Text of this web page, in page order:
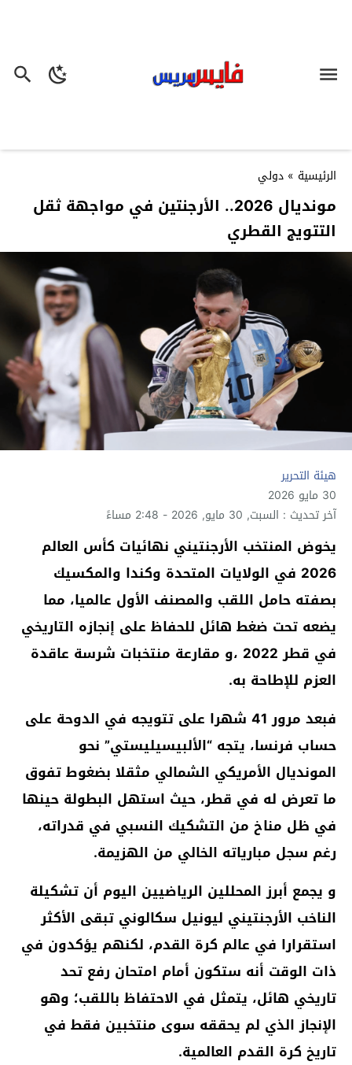
الرئيسية » دولي
مونديال 2026.. الأرجنتين في مواجهة ثقل
التتويج القطري
هيئة التحرير
30 مايو 2026
آخر تحديث : السبت, 30 مايو, 2026 - 2:48 مساءً
يخوض المنتخب الأرجنتيني نهائيات كأس العالم
2026 في الولايات المتحدة وكندا والمكسيك
بصفته حامل اللقب والمصنف الأول عالميا، مما
يضعه تحت ضغط هائل للحفاظ على إنجازه التاريخي
في قطر 2022 ،و مقارعة منتخبات شرسة عاقدة
العزم للإطاحة به.
فبعد مرور 41 شهرا على تتويجه في الدوحة على
حساب فرنسا، يتجه “الألبيسيليستي” نحو
المونديال الأمريكي الشمالي مثقلا بضغوط تفوق
ما تعرض له في قطر، حيث استهل البطولة حينها
في ظل مناخ من التشكيك النسبي في قدراته،
رغم سجل مبارياته الخالي من الهزيمة.
و يجمع أبرز المحللين الرياضيين اليوم أن تشكيلة
الناخب الأرجنتيني ليونيل سكالوني تبقى الأكثر
استقرارا في عالم كرة القدم، لكنهم يؤكدون في
ذات الوقت أنه ستكون أمام امتحان رفع تحد
تاريخي هائل، يتمثل في الاحتفاظ باللقب؛ وهو
الإنجاز الذي لم يحققه سوى منتخبين فقط في
تاريخ كرة القدم العالمية.